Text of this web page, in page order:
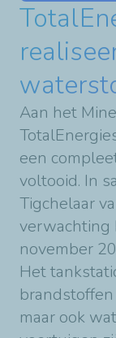
Aan het
een
voltooid. In
Tigchelaar
verwachting
november
Het
brandstoffen
maar ook